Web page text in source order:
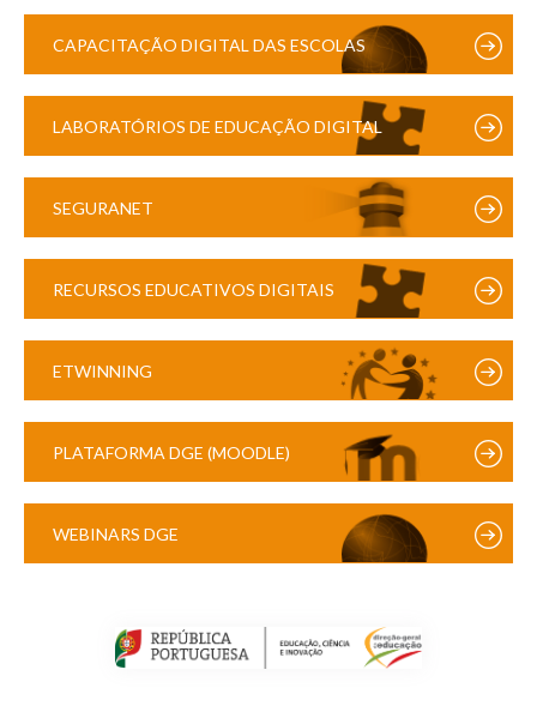
CAPACITAÇÃO DIGITAL DAS ESCOLAS
LABORATÓRIOS DE EDUCAÇÃO DIGITAL
SEGURANET
RECURSOS EDUCATIVOS DIGITAIS
ETWINNING
PLATAFORMA DGE (MOODLE)
WEBINARS DGE